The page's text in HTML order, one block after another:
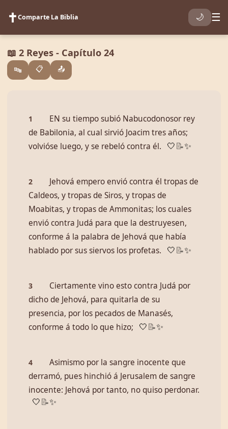
✝️Comparte La Biblia 🌙 ☰
📖 2 Reyes - Capítulo 24
🔤 📋 📤
1
EN su tiempo subió Nabucodonosor rey
de Babilonia, al cual sirvió Joacim tres años;
volvióse luego, y se rebeló contra él.
🤍 📝✨
2
Jehová empero envió contra él tropas de
Caldeos, y tropas de Siros, y tropas de
Moabitas, y tropas de Ammonitas; los cuales
envió contra Judá para que la destruyesen,
conforme á la palabra de Jehová que había
hablado por sus siervos los profetas.
🤍 📝✨
3
Ciertamente vino esto contra Judá por
dicho de Jehová, para quitarla de su
presencia, por los pecados de Manasés,
conforme á todo lo que hizo;
🤍 📝✨
4
Asimismo por la sangre inocente que
derramó, pues hinchió á Jerusalem de sangre
inocente: Jehová por tanto, no quiso perdonar.
🤍 📝✨